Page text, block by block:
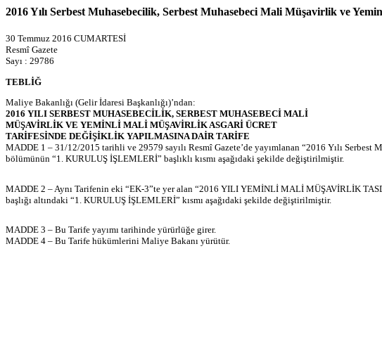
2016 Yılı Serbest Muhasebecilik, Serbest Muhasebeci Mali Müşavirlik ve
30 Temmuz 2016 CUMARTESİ
Resmî Gazete
Sayı : 29786
TEBLİĞ
Maliye Bakanlığı (Gelir İdaresi Başkanlığı)’ndan:
2016 YILI SERBEST MUHASEBECİLİK, SERBEST MUHASEBECİ MALİ
MÜŞAVİRLİK VE YEMİNLİ MALİ MÜŞAVİRLİK ASGARİ ÜCRET
TARİFESİNDE DEĞİŞİKLİK YAPILMASINA DAİR TARİFE
MADDE 1 – 31/12/2015 tarihli ve 29579 sayılı Resmî Gazete’de yayımlanan “2016 Yılı
bölümünün “1. KURULUŞ İŞLEMLERİ” başlıklı kısmı aşağıdaki şekilde değiştirilmiştir.
MADDE 2 – Aynı Tarifenin eki “EK-3”te yer alan “2016 YILI YEMİNLİ MALİ MÜŞAVİRLİK
başlığı altındaki “1. KURULUŞ İŞLEMLERİ” kısmı aşağıdaki şekilde değiştirilmiştir.
MADDE 3 – Bu Tarife yayımı tarihinde yürürlüğe girer.
MADDE 4 – Bu Tarife hükümlerini Maliye Bakanı yürütür.